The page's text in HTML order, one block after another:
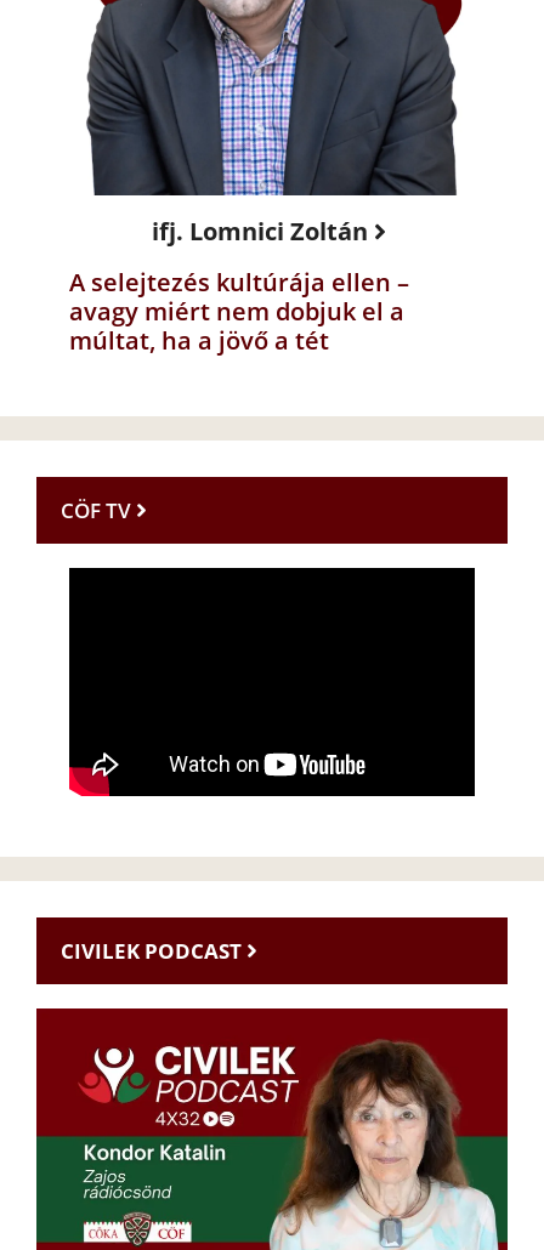
ifj. Lomnici Zoltán
A selejtezés kultúrája ellen –
avagy miért nem dobjuk el a
múltat, ha a jövő a tét
CÖF TV
CIVILEK PODCAST